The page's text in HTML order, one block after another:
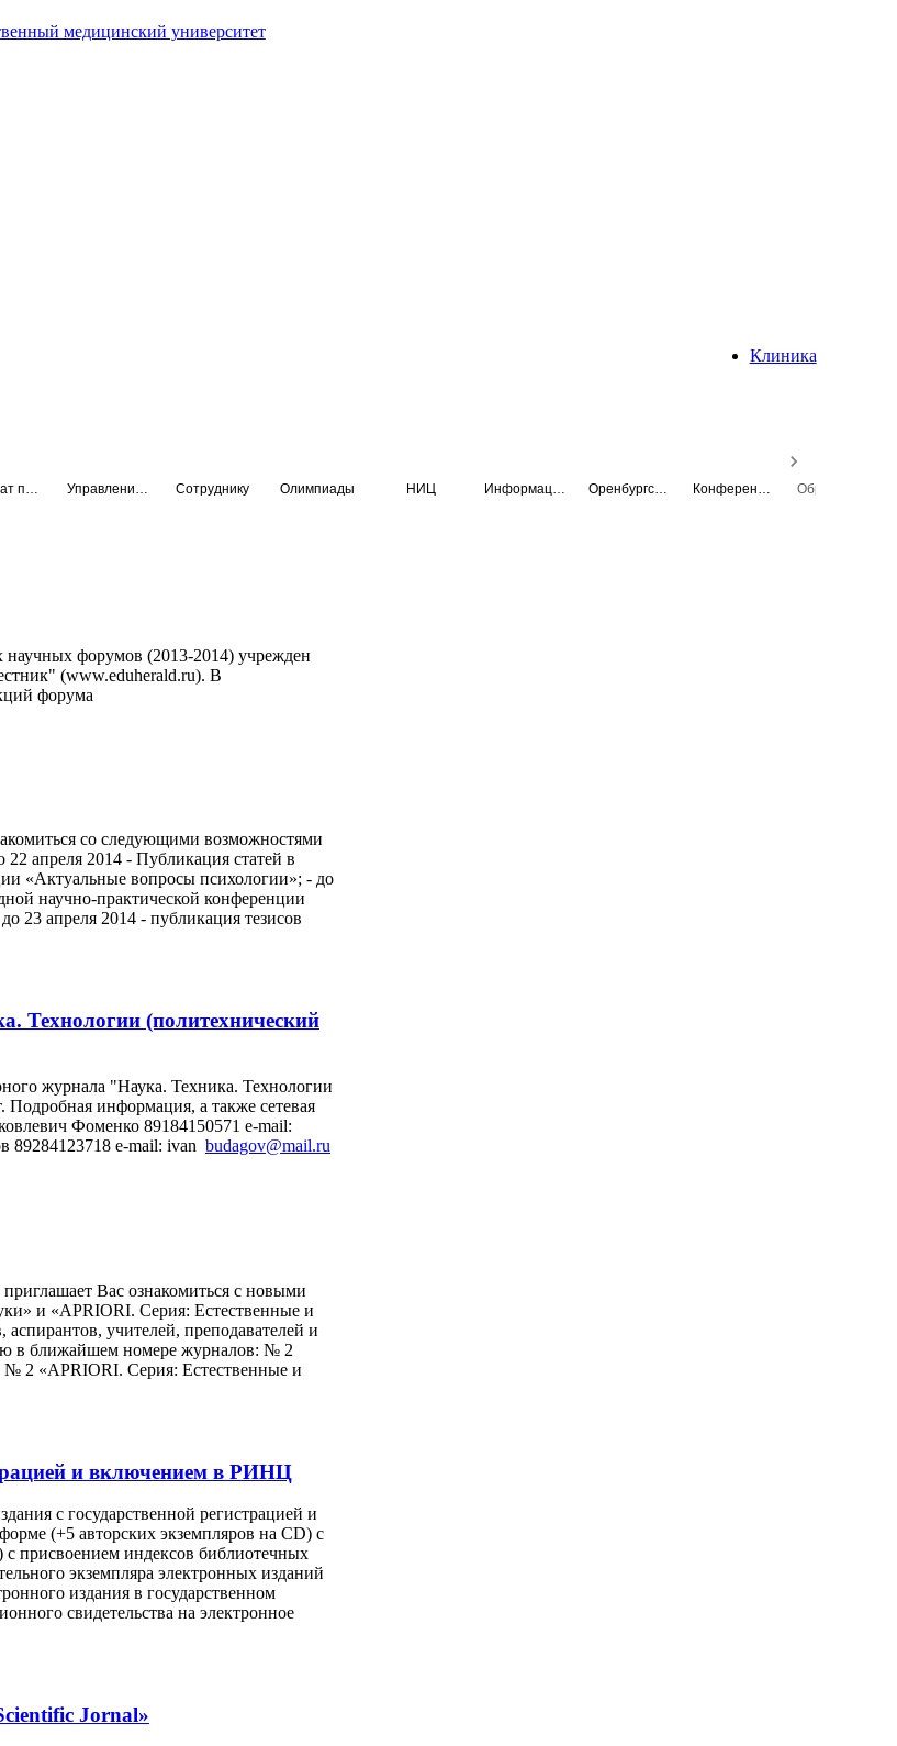
медицинский университет
Клиника
Сотруднику Олимпиады НИЦ
научных форумов (2013-2014) учрежден
(www.eduherald.ru). В
форума
со следующими возможностями
22 апреля 2014 - Публикация статей в
«Актуальные вопросы психологии»; - до
научно-практической конференции
23 апреля 2014 - публикация тезисов
Технологии (политехнический
журнала "Наука. Техника. Технологии
информация, а также сетевая
Фоменко 89184150571 e-mail:
89284123718 e-mail: ivan budagov@mail.ru
Вас ознакомиться с новыми
и «APRIORI. Серия: Естественные и
учителей, преподавателей и
в ближайшем номере журналов: № 2
№ 2 «APRIORI. Серия: Естественные и
и включением в РИНЦ
с государственной регистрацией и
(+5 авторских экземпляров на CD) с
присвоением индексов библиотечных
экземпляра электронных изданий
издания в государственном
свидетельства на электронное
Jornal»